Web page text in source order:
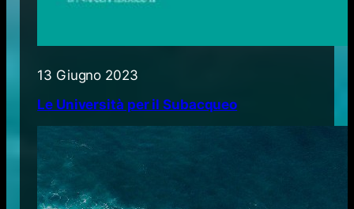
13 Giugno 2023
Le Università per il Subacqueo